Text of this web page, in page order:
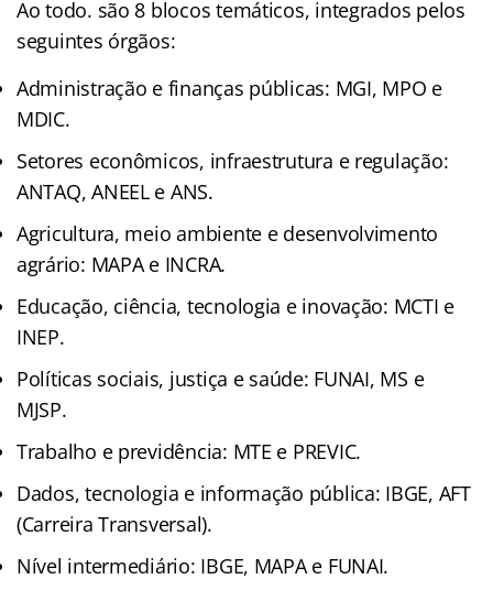
Ao todo. são 8 blocos temáticos, integrados pelos
seguintes órgãos:
Administração e finanças públicas: MGI, MPO e
MDIC.
Setores econômicos, infraestrutura e regulação:
ANTAQ, ANEEL e ANS.
Agricultura, meio ambiente e desenvolvimento
agrário: MAPA e INCRA.
Educação, ciência, tecnologia e inovação: MCTI e
INEP.
Políticas sociais, justiça e saúde: FUNAI, MS e
MJSP.
Trabalho e previdência: MTE e PREVIC.
Dados, tecnologia e informação pública: IBGE, AFT
(Carreira Transversal).
Nível intermediário: IBGE, MAPA e FUNAI.